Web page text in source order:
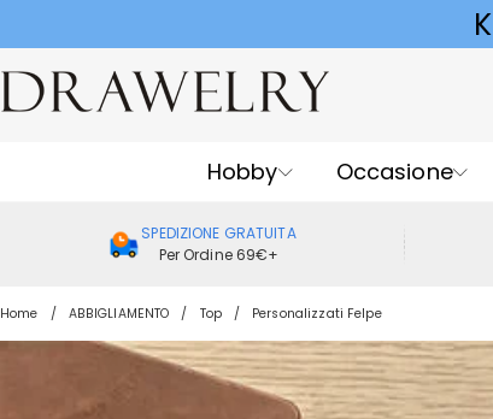
Hobby Occasione
SPEDIZIONE GRATUITA
Per Ordine 69€+
Home ABBIGLIAMENTO Top Personalizzati Felpe